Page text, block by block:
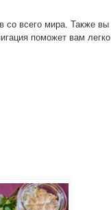
со всего мира. Также вы
поможет вам легко